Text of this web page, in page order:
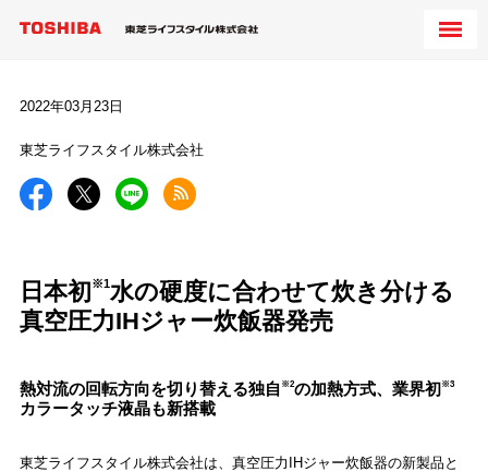
日本初※1水の硬度に合わせて炊き分ける
真空圧力IHジャー炊飯器発売
熱対流の回転方向を切り替える独自 ※2の加熱方式、業界初※3
カラータッチ液晶も新搭載
2022年03月23日
東芝ライフスタイル株式会社
東芝ライフスタイル株式会社は、真空圧力IHジャー炊飯器の新製品と